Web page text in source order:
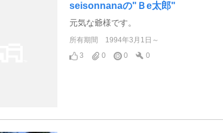
seisonnanaの"Ｂe太郎"
元気な爺様です。
所有期間
1994年3月1日～
3
0 0 0